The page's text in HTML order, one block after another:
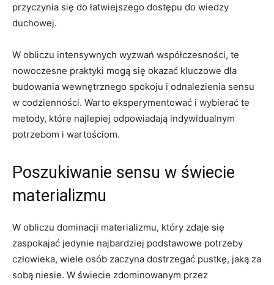
przyczynia się do łatwiejszego dostępu do wiedzy
duchowej.
W obliczu intensywnych wyzwań współczesności, te
nowoczesne praktyki mogą się okazać kluczowe dla
budowania wewnętrznego spokoju i odnalezienia sensu
w codzienności. Warto eksperymentować i wybierać te
metody, które najlepiej odpowiadają indywidualnym
potrzebom i wartościom.
Poszukiwanie sensu w świecie
materializmu
W obliczu dominacji materializmu, który zdaje się
zaspokajać jedynie najbardziej podstawowe potrzeby
człowieka, wiele osób zaczyna dostrzegać pustkę, jaką za
sobą niesie. W świecie zdominowanym przez